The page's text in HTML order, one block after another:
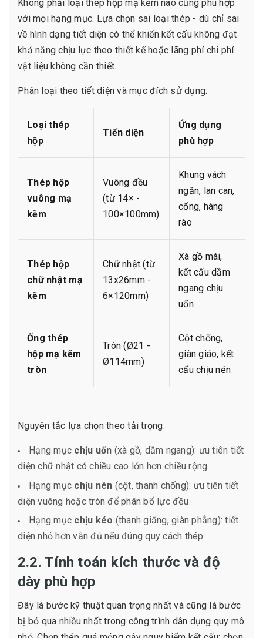
Không phải loại thép hộp mạ kẽm nào cũng phù hợp
với mọi hạng mục. Lựa chọn sai loại thép - dù chỉ sai
về hình dạng tiết diện có thể khiến kết cấu không đạt
khả năng chịu lực theo thiết kế hoặc lãng phí chi phí
vật liệu không cần thiết.
Phân loại theo tiết diện và mục đích sử dụng:
Loại thép
hộp
Tiến diện
Ứng dụng
phù hợp
Thép hộp
vuông mạ
kẽm
Vuông đều
(từ 14× -
100×100mm)
Khung vách
ngăn, lan can,
cổng, hàng
rào
Thép hộp
chữ nhật mạ
kẽm
Chữ nhật (từ
13x26mm -
6×120mm)
Xà gồ mái,
kết cấu dầm
ngang chịu
uốn
Ống thép
hộp mạ kẽm
tròn
Tròn (Ø21 -
Ø114mm)
Cột chống,
giàn giáo, kết
cấu chịu nén
Nguyên tắc lựa chọn theo tải trọng:
Hạng mục chịu uốn (xà gồ, dầm ngang): ưu tiên tiết
diện chữ nhật có chiều cao lớn hơn chiều rộng
Hạng mục chịu nén (cột, thanh chống): ưu tiên tiết
diện vuông hoặc tròn để phân bổ lực đều
Hạng mục chịu kéo (thanh giằng, giàn phẳng): tiết
diện nhỏ hơn vẫn đủ nếu đúng quy cách thép
2.2. Tính toán kích thước và độ
dày phù hợp
Đây là bước kỹ thuật quan trọng nhất và cũng là bước
bị bỏ qua nhiều nhất trong công trình dân dụng quy mô